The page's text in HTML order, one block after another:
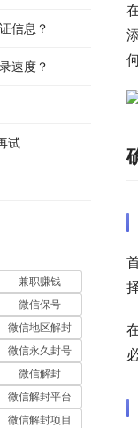
信息？
速度？
试
兼职赚钱
微信保号
微信地区解封
微信永久封号
微信解封
微信解封平台
微信解封项目